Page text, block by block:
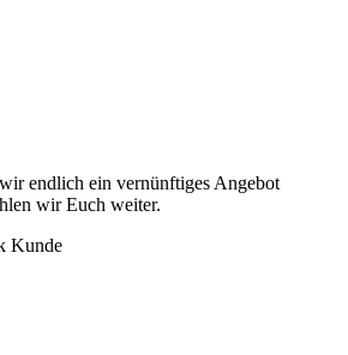
endlich ein vernünftiges Angebot
wir Euch weiter.